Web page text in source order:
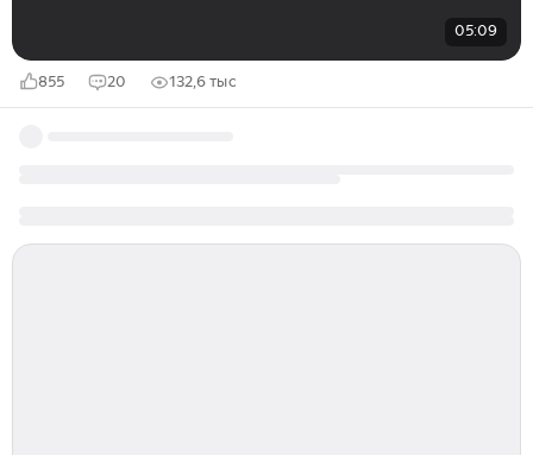
05:09
855 20 132,6 тыс